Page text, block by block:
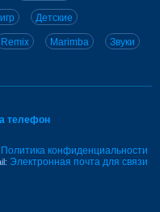
Детские
Remix Marimba Звуки
телефон
Политика конфиденциальности
Электронная почта для связи